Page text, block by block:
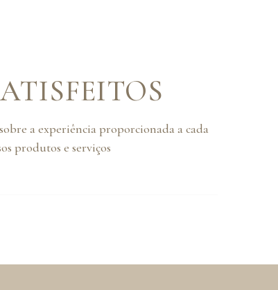
a experiência proporcionada a cada
produtos e serviços